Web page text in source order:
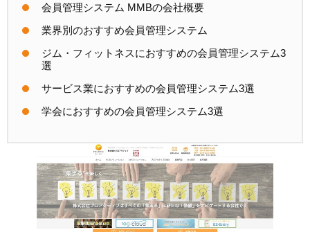
会員管理システム MMBの会社概要
業界別のおすすめ会員管理システム
ジム・フィットネスにおすすめの会員管理システム3
選
サービス業におすすめの会員管理システム3選
学会におすすめの会員管理システム3選